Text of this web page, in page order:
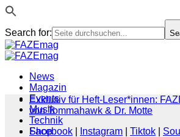
Search for:
Zum
Inhalt
News
Magazin
Events
Musik
Technik
Shop
Exklusiv für Heft-Leser*innen:
von Tommahawk & Dr. Motte
Facebook
Instagram Tiktok